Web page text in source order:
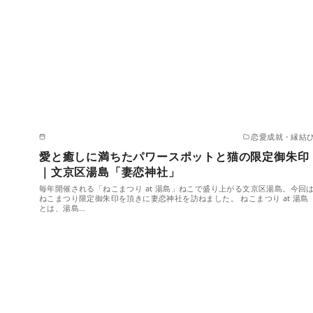
恋愛成就・縁結
愛と癒しに満ちたパワースポットと猫の限定御朱印
｜文京区湯島「妻恋神社」
毎年開催される「ねこまつり at 湯島」ねこで盛り上がる文京区湯島。今回は
ねこまつり限定御朱印を頂きに妻恋神社を訪ねました。 ねこまつり at 湯島
とは、湯島…